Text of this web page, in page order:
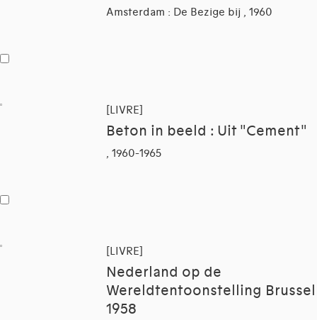
Amsterdam : De Bezige bij , 1960
[LIVRE]
Beton in beeld : Uit "Cement"
, 1960-1965
[LIVRE]
Nederland op de
Wereldtentoonstelling Brussel
1958